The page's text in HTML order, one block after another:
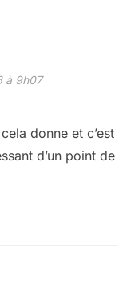
à 9h07
donne et c’est
d’un point de